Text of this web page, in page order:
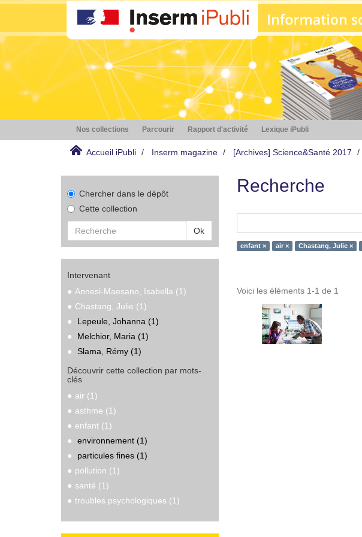
Nos collections Parcourir Rapport d'activité Lexique iPubli
Accueil iPubli Inserm magazine [Archives] Science&Santé 2017
Chercher dans le dépôt
Cette collection
Ok
Intervenant
Annesi-Maesano, Isabella (1)
Chastang, Julie (1)
Lepeule, Johanna (1)
Melchior, Maria (1)
Slama, Rémy (1)
Découvrir cette collection par mots-
clés
air (1)
asthme (1)
enfant (1)
environnement (1)
particules fines (1)
pollution (1)
santé (1)
troubles psychologiques (1)
Recherche
enfant × air × Chastang, Julie ×
Voici les éléments 1-1 de 1